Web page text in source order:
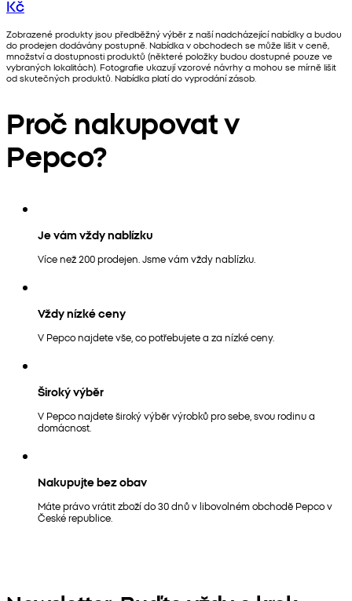
Kč
Zobrazené produkty jsou předběžný výběr z naší nadcházející nabídky a budou
do prodejen dodávány postupně. Nabídka v obchodech se může lišit v ceně,
množství a dostupnosti produktů (některé položky budou dostupné pouze ve
vybraných lokalitách). Fotografie ukazují vzorové návrhy a mohou se mírně lišit
od skutečných produktů. Nabídka platí do vyprodání zásob.
Proč nakupovat v
Pepco?
Je vám vždy nablízku
Více než 200 prodejen. Jsme vám vždy nablízku.
Vždy nízké ceny
V Pepco najdete vše, co potřebujete a za nízké ceny.
Široký výběr
V Pepco najdete široký výběr výrobků pro sebe, svou rodinu a
domácnost.
Nakupujte bez obav
Máte právo vrátit zboží do 30 dnů v libovolném obchodě Pepco v
České republice.